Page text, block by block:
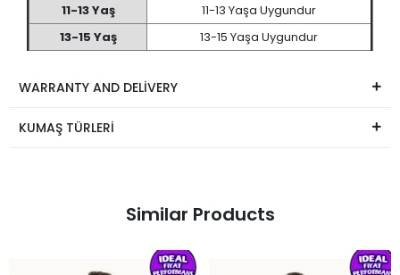
11-13 Yaş
11-13 Yaşa Uygundur
13-15 Yaş
13-15 Yaşa Uygundur
WARRANTY AND DELİVERY
KUMAŞ TÜRLERİ
Similar Products